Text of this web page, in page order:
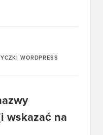
WORDPRESS
wskazać na